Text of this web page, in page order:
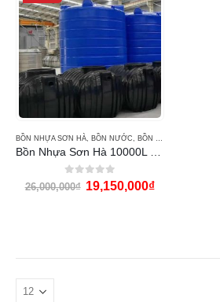
BỒN NHỰA SƠN HÀ BỒN NƯỚC BỒN NƯỚC SƠN HÀ
0 out of 5
26,000,000₫ 19,150,000₫